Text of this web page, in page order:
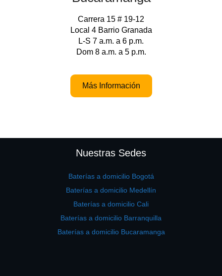
Carrera 15 # 19-12
Local 4 Barrio Granada
L-S 7 a.m. a 6 p.m.
Dom 8 a.m. a 5 p.m.
Más Información
Nuestras Sedes
Baterías a domicilio Bogotá
Baterías a domicilio Medellín
Baterías a domicilio Cali
Baterías a domicilio Barranquilla
Baterías a domicilio Bucaramanga